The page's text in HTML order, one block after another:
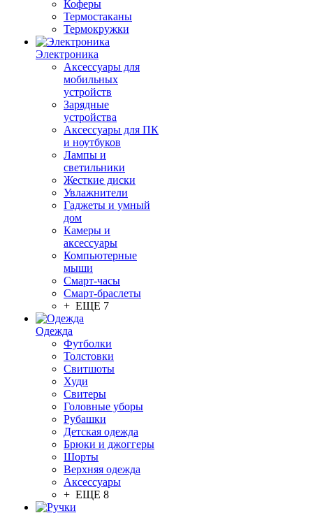
Коферы
Термостаканы
Термокружки
Электроника
Аксессуары для
мобильных
устройств
Зарядные
устройства
Аксессуары для ПК
и ноутбуков
Лампы и
светильники
Жесткие диски
Увлажнители
Гаджеты и умный
дом
Камеры и
аксессуары
Компьютерные
мыши
Смарт-часы
Смарт-браслеты
+ ЕЩЕ 7
Одежда
Футболки
Толстовки
Свитшоты
Худи
Свитеры
Головные уборы
Рубашки
Детская одежда
Брюки и джоггеры
Шорты
Верхняя одежда
Аксессуары
+ ЕЩЕ 8